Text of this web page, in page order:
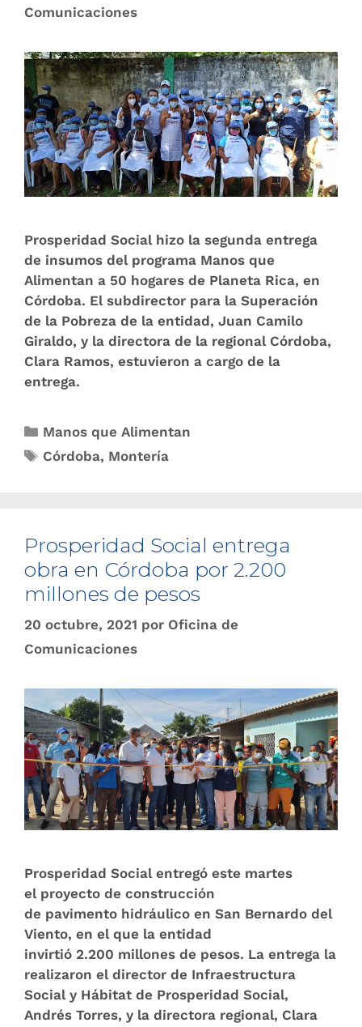
Comunicaciones
Prosperidad Social hizo la segunda entrega
de insumos del programa Manos que
Alimentan a 50 hogares de Planeta Rica, en
Córdoba. El subdirector para la Superación
de la Pobreza de la entidad, Juan Camilo
Giraldo, y la directora de la regional Córdoba,
Clara Ramos, estuvieron a cargo de la
entrega.
Manos que Alimentan
Córdoba, Montería
Prosperidad Social entrega
obra en Córdoba por 2.200
millones de pesos
20 octubre, 2021 por Oficina de
Comunicaciones
Prosperidad Social entregó este martes
el proyecto de construcción
de pavimento hidráulico en San Bernardo del
Viento, en el que la entidad
invirtió 2.200 millones de pesos. La entrega la
realizaron el director de Infraestructura
Social y Hábitat de Prosperidad Social,
Andrés Torres, y la directora regional, Clara